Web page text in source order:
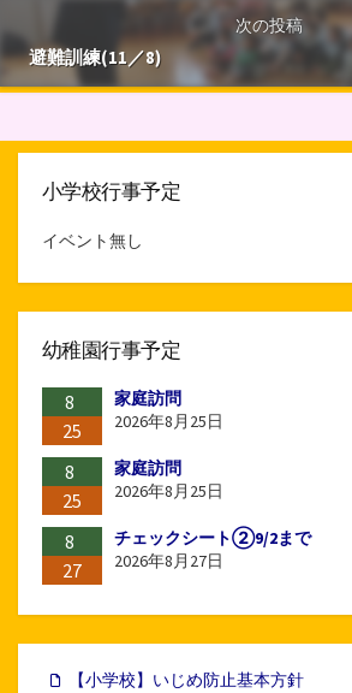
次の投稿
避難訓練(11／8)
小学校行事予定
イベント無し
幼稚園行事予定
8
25
家庭訪問
2026年8月25日
8
25
家庭訪問
2026年8月25日
8
27
チェックシート②9/2まで
2026年8月27日
【小学校】いじめ防止基本方針